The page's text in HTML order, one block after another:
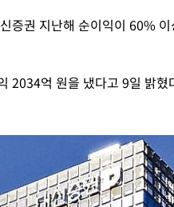
증권 지난해 순이익이 60% 이
2034억 원을 냈다고 9일 밝혔